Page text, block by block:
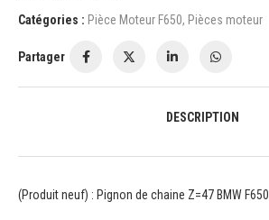
Catégories : Pièce Moteur F650, Pièces moteur
Partager
DESCRIPTION
(Produit neuf) : Pignon de chaine Z=47 BMW F650